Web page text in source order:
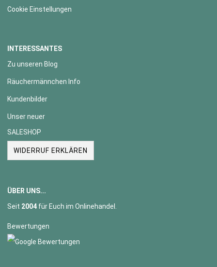
Cookie Einstellungen
INTERESSANTES
Zu unseren Blog
Räuchermännchen Info
Kundenbilder
Unser neuer
SALESHOP
WIDERRUF ERKLÄREN
ÜBER UNS...
Seit 2004 für Euch im Onlinehandel.
Bewertungen